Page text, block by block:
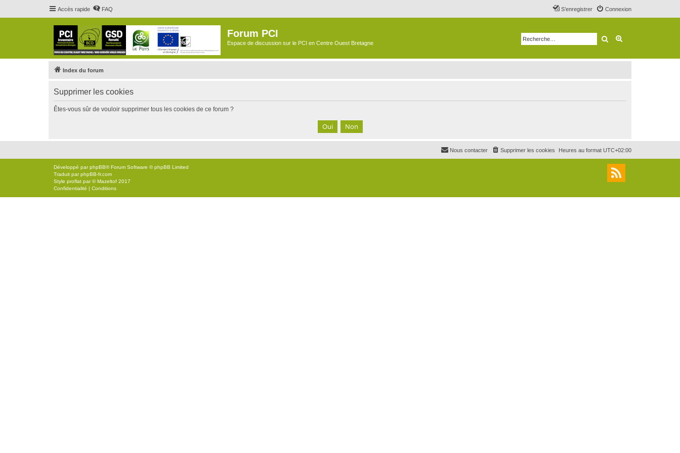
Accès rapide FAQ Connexion
S’enregistrer
Forum PCI
Espace de discussion sur le PCI en Centre Ouest Bretagne Rechercher
Index du forum
Supprimer les cookies
Êtes-vous sûr de vouloir supprimer tous les cookies de ce forum ?
Heures au format UTC+02:00
Supprimer les cookies
Nous contacter
Développé parphpBB® Forum Software © phpBB Limited
Traduit parphpBB-fr.com
Style proflat par ©Mazeltof 2017
Confidentialité | Conditions